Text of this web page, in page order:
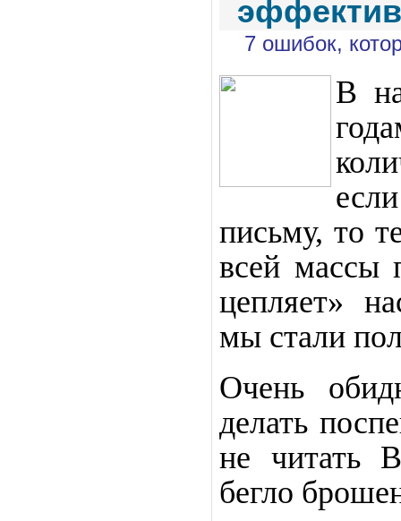
7 ошибок,
В
письму, то
всей массы
цепляет»
мы стали
Очень
делать
не читать
бегло